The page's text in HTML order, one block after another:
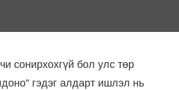
сонирхохгүй бол улс төр
гэдэг алдарт ишлэл нь